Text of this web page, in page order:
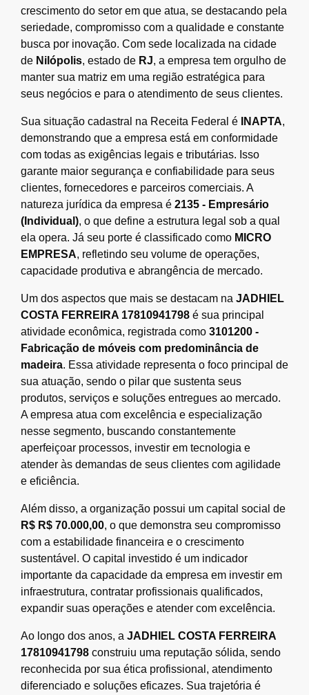
crescimento do setor em que atua, se destacando pela
seriedade, compromisso com a qualidade e constante
busca por inovação. Com sede localizada na cidade
de Nilópolis, estado de RJ, a empresa tem orgulho de
manter sua matriz em uma região estratégica para
seus negócios e para o atendimento de seus clientes.
Sua situação cadastral na Receita Federal é INAPTA,
demonstrando que a empresa está em conformidade
com todas as exigências legais e tributárias. Isso
garante maior segurança e confiabilidade para seus
clientes, fornecedores e parceiros comerciais. A
natureza jurídica da empresa é 2135 - Empresário
(Individual), o que define a estrutura legal sob a qual
ela opera. Já seu porte é classificado como MICRO
EMPRESA, refletindo seu volume de operações,
capacidade produtiva e abrangência de mercado.
Um dos aspectos que mais se destacam na JADHIEL
COSTA FERREIRA 17810941798 é sua principal
atividade econômica, registrada como 3101200 -
Fabricação de móveis com predominância de
madeira. Essa atividade representa o foco principal de
sua atuação, sendo o pilar que sustenta seus
produtos, serviços e soluções entregues ao mercado.
A empresa atua com excelência e especialização
nesse segmento, buscando constantemente
aperfeiçoar processos, investir em tecnologia e
atender às demandas de seus clientes com agilidade
e eficiência.
Além disso, a organização possui um capital social de
R$ R$ 70.000,00, o que demonstra seu compromisso
com a estabilidade financeira e o crescimento
sustentável. O capital investido é um indicador
importante da capacidade da empresa em investir em
infraestrutura, contratar profissionais qualificados,
expandir suas operações e atender com excelência.
Ao longo dos anos, a JADHIEL COSTA FERREIRA
17810941798 construiu uma reputação sólida, sendo
reconhecida por sua ética profissional, atendimento
diferenciado e soluções eficazes. Sua trajetória é